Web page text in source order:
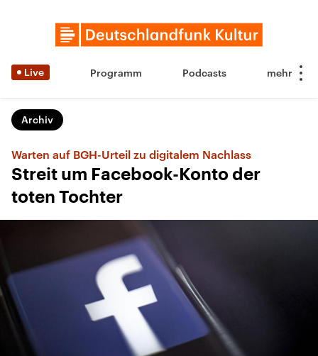
Live Programm Podcasts
Archiv
Warten auf BGH-Urteil zu digitalem Nachlass
Streit um Facebook-Konto der
toten Tochter